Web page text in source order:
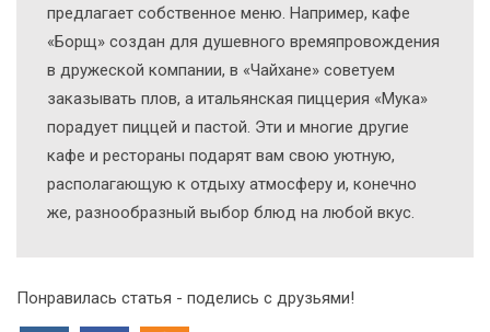
предлагает собственное меню. Например, кафе
«Борщ» создан для душевного времяпровождения
в дружеской компании, в «Чайхане» советуем
заказывать плов, а итальянская пиццерия «Мука»
порадует пиццей и пастой. Эти и многие другие
кафе и рестораны подарят вам свою уютную,
располагающую к отдыху атмосферу и, конечно
же, разнообразный выбор блюд на любой вкус.
Понравилась статья - поделись с друзьями!